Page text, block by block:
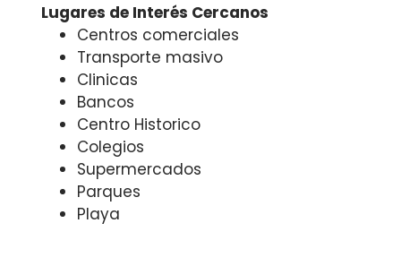
Lugares de Interés Cercanos
Centros comerciales
Transporte masivo
Clinicas
Bancos
Centro Historico
Colegios
Supermercados
Parques
Playa